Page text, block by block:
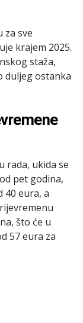
za sve
krajem 2025.
staža,
duljeg ostanka
rada, ukida se
pet godina,
40 eura, a
što će u
57 eura za